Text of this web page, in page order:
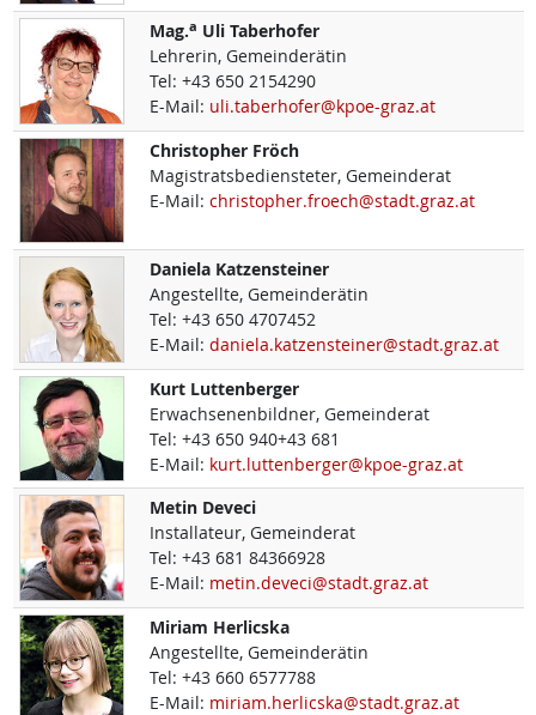
Mag.a Uli Taberhofer
Lehrerin, Gemeinderätin
Tel: +43 650 2154290
E-Mail: uli.taberhofer@kpoe-graz.at
Christopher Fröch
Magistratsbediensteter, Gemeinderat
E-Mail: christopher.froech@stadt.graz.at
Daniela Katzensteiner
Angestellte, Gemeinderätin
Tel: +43 650 4707452
E-Mail: daniela.katzensteiner@stadt.graz.at
Kurt Luttenberger
Erwachsenenbildner, Gemeinderat
Tel: +43 650 940+43 681
E-Mail: kurt.luttenberger@kpoe-graz.at
Metin Deveci
Installateur, Gemeinderat
Tel: +43 681 84366928
E-Mail: metin.deveci@stadt.graz.at
Miriam Herlicska
Angestellte, Gemeinderätin
Tel: +43 660 6577788
E-Mail: miriam.herlicska@stadt.graz.at